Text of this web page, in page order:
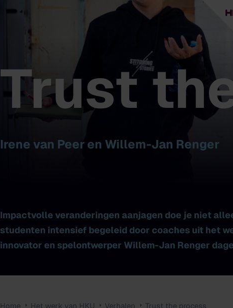
Trust
Irene van Peer en Willem-Jan Renger
Impactvolle veranderingen aanjagen doe je niet
studenten intensief begeleid door coaches uit het
innovator en spelontwerper Willem-Jan Renger
Home Het werk van HKU Verhalen Trust the process